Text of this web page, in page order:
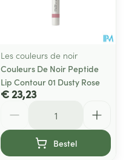
Les couleurs de noir
Couleurs De Noir Peptide
Lip Contour 01 Dusty Rose
€ 23,23
Bestel